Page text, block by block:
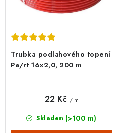
Trubka podlahového topení
Pe/rt 16x2,0, 200 m
Skladem (>100 m)
22 Kč / m